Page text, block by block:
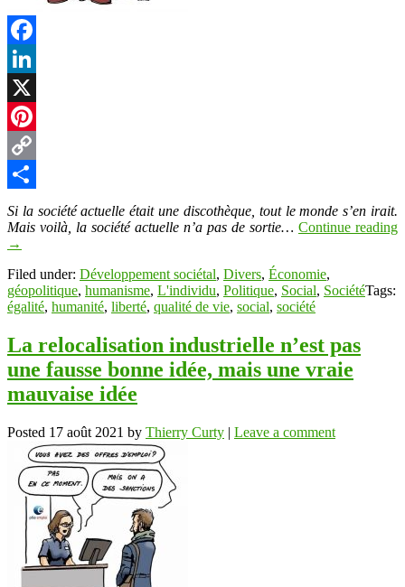
Facebook
LinkedIn
X
Pinterest
Copy
Link
Partager
Si la société actuelle était une discothèque, tout le monde s’en irait.
Mais voilà, la société actuelle n’a pas de sortie… Continue reading
→
Filed under: Développement sociétal, Divers, Économie,
géopolitique, humanisme, L'individu, Politique, Social, SociétéTags:
égalité, humanité, liberté, qualité de vie, social, société
La relocalisation industrielle n’est pas
une fausse bonne idée, mais une vraie
mauvaise idée
Posted 17 août 2021 by Thierry Curty | Leave a comment